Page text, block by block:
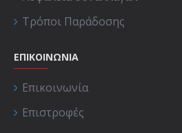
Τρόποι Παράδοσης
ΕΠΙΚΟΙΝΩΝΊΑ
Επικοινωνία
Επιστροφές